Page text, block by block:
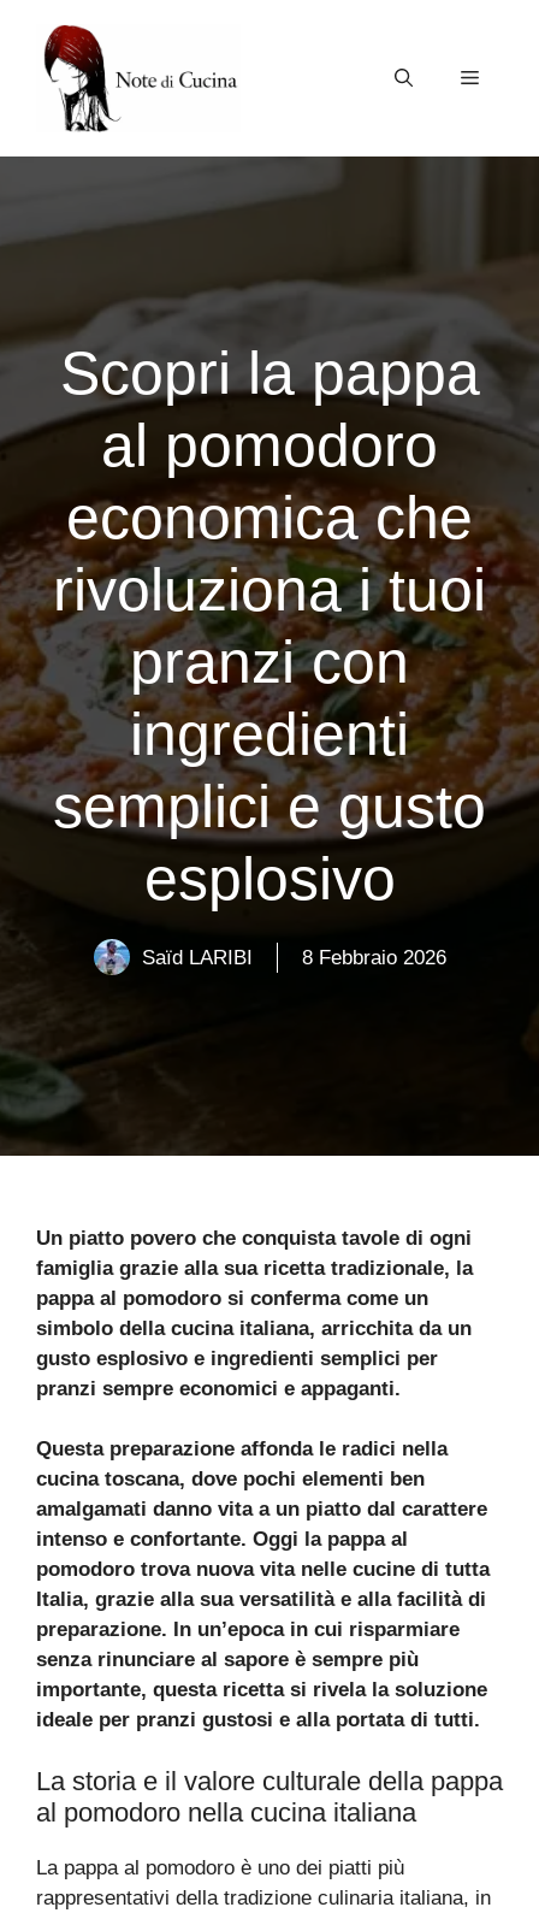
contenuto
Menu
Scopri la pappa
al pomodoro
economica che
rivoluziona i tuoi
pranzi con
ingredienti
semplici e gusto
esplosivo
Saïd LARIBI 8 Febbraio 2026
Un piatto povero che conquista tavole di ogni
famiglia grazie alla sua ricetta tradizionale, la
pappa al pomodoro si conferma come un
simbolo della cucina italiana, arricchita da un
gusto esplosivo e ingredienti semplici per
pranzi sempre economici e appaganti.
Questa preparazione affonda le radici nella
cucina toscana, dove pochi elementi ben
amalgamati danno vita a un piatto dal carattere
intenso e confortante. Oggi la pappa al
pomodoro trova nuova vita nelle cucine di tutta
Italia, grazie alla sua versatilità e alla facilità di
preparazione. In un’epoca in cui risparmiare
senza rinunciare al sapore è sempre più
importante, questa ricetta si rivela la soluzione
ideale per pranzi gustosi e alla portata di tutti.
La storia e il valore culturale della pappa
al pomodoro nella cucina italiana
La pappa al pomodoro è uno dei piatti più
rappresentativi della tradizione culinaria italiana, in